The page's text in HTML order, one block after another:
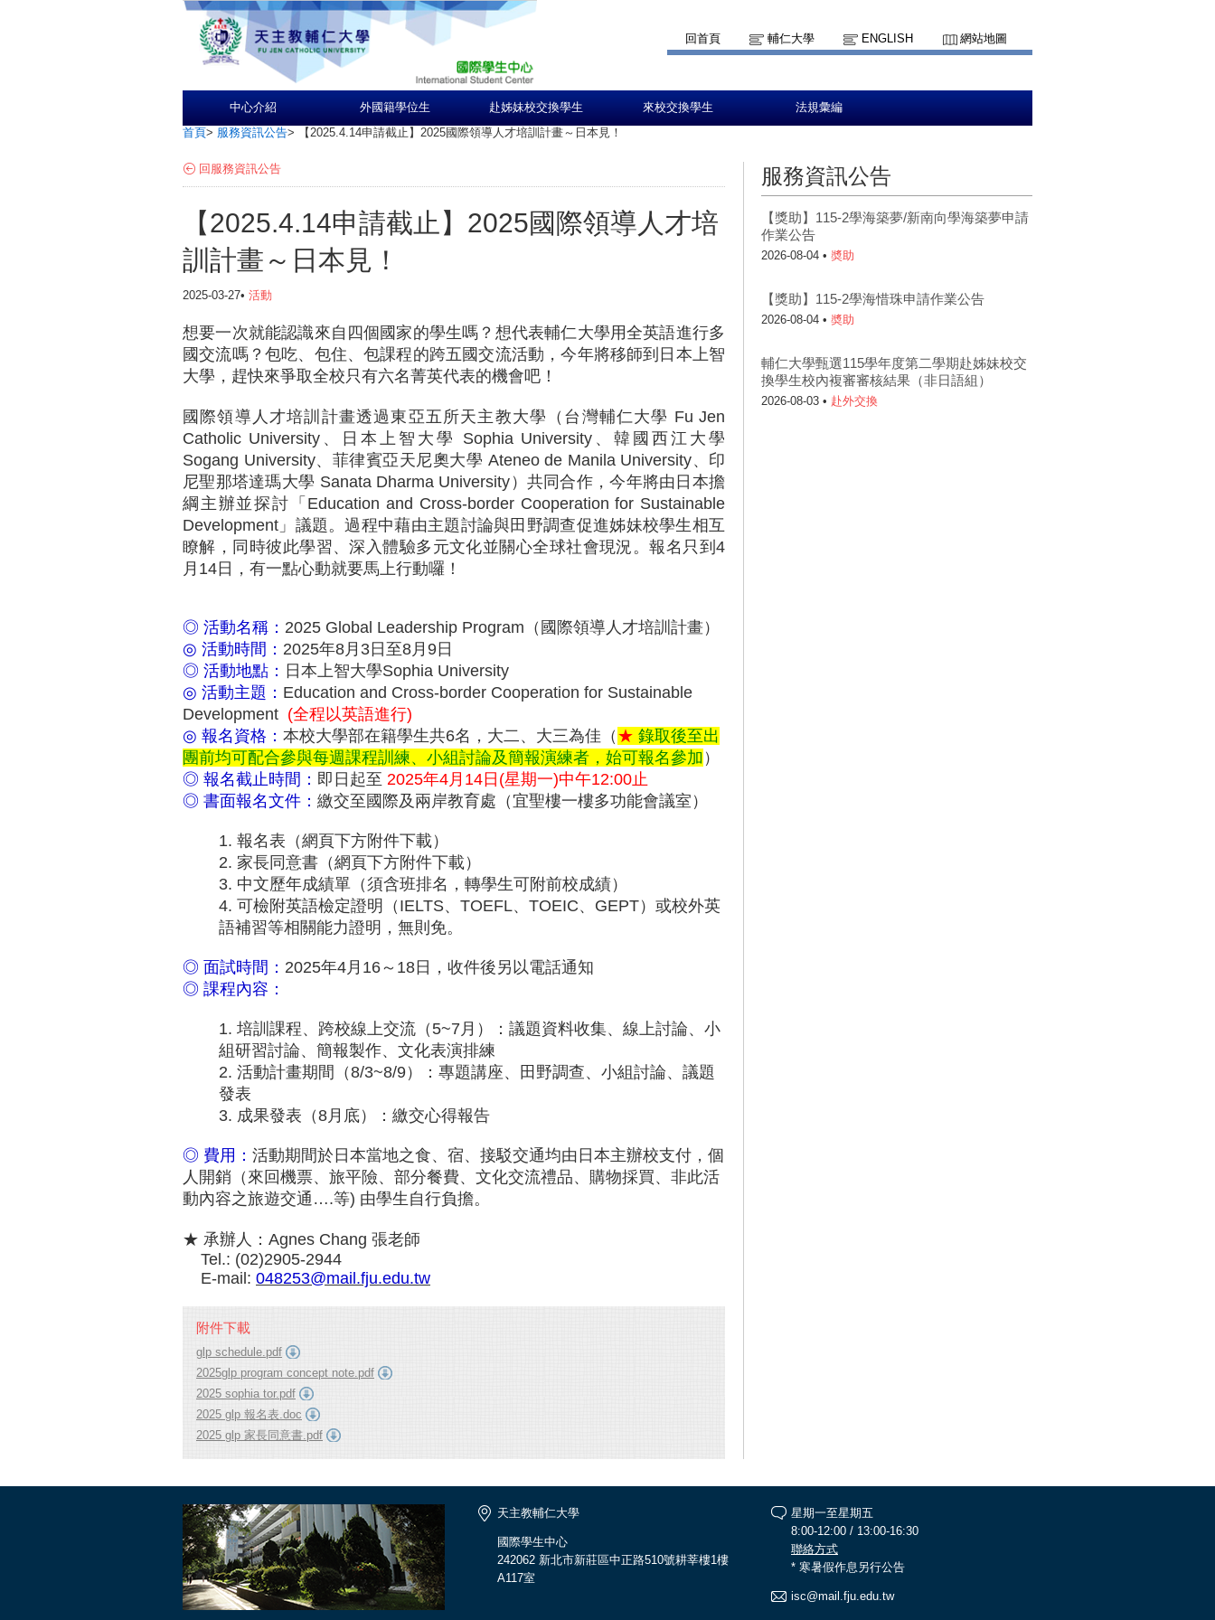
回首頁 輔仁大學 ENGLISH 網站地圖
中心介紹 外國籍學位生 赴姊妹校交換學生 來校交換學生 法規彙編
首頁> 服務資訊公告> 【2025.4.14申請截止】2025國際領導人才培訓計畫～日本見！
回服務資訊公告
【2025.4.14申請截止】2025國際領導人才培
訓計畫～日本見！
2025-03-27• 活動
想要一次就能認識來自四個國家的學生嗎？想代表輔仁大學用全英語進行多
國交流嗎？包吃、包住、包課程的跨五國交流活動，今年將移師到日本上智
大學，趕快來爭取全校只有六名菁英代表的機會吧！
國際領導人才培訓計畫透過東亞五所天主教大學（台灣輔仁大學 Fu Jen
Catholic University、日本上智大學 Sophia University、韓國西江大學
Sogang University、菲律賓亞天尼奧大學 Ateneo de Manila University、印
尼聖那塔達瑪大學 Sanata Dharma University）共同合作，今年將由日本擔
綱主辦並探討「Education and Cross-border Cooperation for Sustainable
Development」議題。過程中藉由主題討論與田野調查促進姊妹校學生相互
瞭解，同時彼此學習、深入體驗多元文化並關心全球社會現況。報名只到4
月14日，有一點心動就要馬上行動囉！
◎ 活動名稱： 2025 Global Leadership Program（國際領導人才培訓計畫）
◎ 活動時間： 2025年8月3日至8月9日
◎ 活動地點： 日本上智大學Sophia University
◎ 活動主題： Education and Cross-border Cooperation for Sustainable
Development (全程以英語進行)
◎ 報名資格： 本校大學部在籍學生共6名，大二、大三為佳（ ★ 錄取後至出
團前均可配合參與每週課程訓練、小組討論及簡報演練者，始可報名參加 ）
◎ 報名截止時間： 即日起至 2025年4月14日(星期一)中午12:00止
◎ 書面報名文件： 繳交至國際及兩岸教育處（宜聖樓一樓多功能會議室）
1. 報名表（網頁下方附件下載）
2. 家長同意書（網頁下方附件下載）
3. 中文歷年成績單（須含班排名，轉學生可附前校成績）
4. 可檢附英語檢定證明（IELTS、TOEFL、TOEIC、GEPT）或校外英
語補習等相關能力證明，無則免。
◎ 面試時間： 2025年4月16～18日，收件後另以電話通知
◎ 課程內容：
1. 培訓課程、跨校線上交流（5~7月）：議題資料收集、線上討論、小
組研習討論、簡報製作、文化表演排練
2. 活動計畫期間（8/3~8/9）：專題講座、田野調查、小組討論、議題
發表
3. 成果發表（8月底）：繳交心得報告
◎ 費用： 活動期間於日本當地之食、宿、接駁交通均由日本主辦校支付，個
人開銷（來回機票、旅平險、部分餐費、文化交流禮品、購物採買、非此活
動內容之旅遊交通….等) 由學生自行負擔。
★ 承辦人：Agnes Chang 張老師
Tel.: (02)2905-2944
E-mail: 048253@mail.fju.edu.tw
附件下載
glp schedule.pdf
2025glp program concept note.pdf
2025 sophia tor.pdf
2025 glp 報名表.doc
2025 glp 家長同意書.pdf
服務資訊公告
【獎助】115-2學海築夢/新南向學海築夢申請
作業公告
2026-08-04 • 奬助
【獎助】115-2學海惜珠申請作業公告
2026-08-04 • 奬助
輔仁大學甄選115學年度第二學期赴姊妹校交
換學生校內複審審核結果（非日語組）
2026-08-03 • 赴外交換
天主教輔仁大學
國際學生中心
242062 新北市新莊區中正路510號耕莘樓1樓
A117室
星期一至星期五
8:00-12:00 / 13:00-16:30
聯絡方式
* 寒暑假作息另行公告
isc@mail.fju.edu.tw